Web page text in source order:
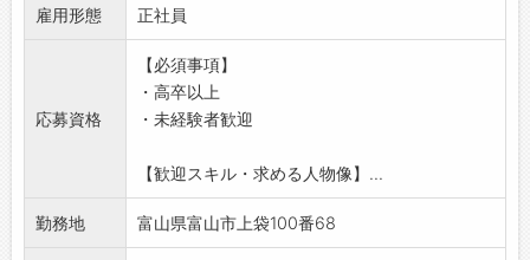
的確なアドバイスをしてくれます＾＾
◆社内研修
・店舗配属後も、全社員向けに定期的に開催さ
れる研修で、人間力を高める機会があります！
・「コミュニケーション能力研修」「チームワ
を交えながら、楽しくスキルアップできる内容
です♪
【ステップアップ】
ます！
【おすすめポイント】
◇未経験の方・ブランクがある方もOK！
・充実した研修とサポート体制で安心してスタ
ートできます◎
・みんなで協力しながら、目標達成を目指して
業務に取り組みます＾＾
◇携帯キャリアの乗り換え不要♪
雇用形態 正社員
応募資格
【必須事項】
・高卒以上
・未経験者歓迎
【歓迎スキル・求める人物像】...
勤務地 富山県富山市上袋100番68